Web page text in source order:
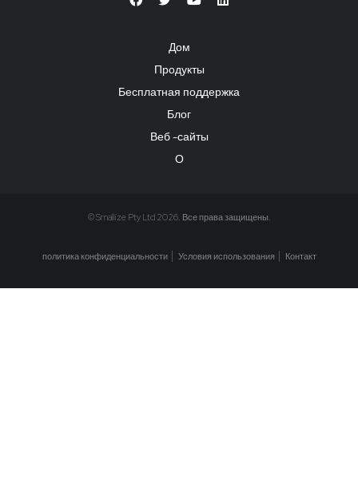
Дом
Продукты
Бесплатная поддержка
Блог
Веб -сайты
О
© Smallize Pty Ltd 2026. Все права защищены.
политика конфиденциальности Условия использования Контакт